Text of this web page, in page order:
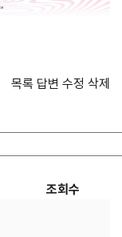
목록 답변 수정 삭제
조회수